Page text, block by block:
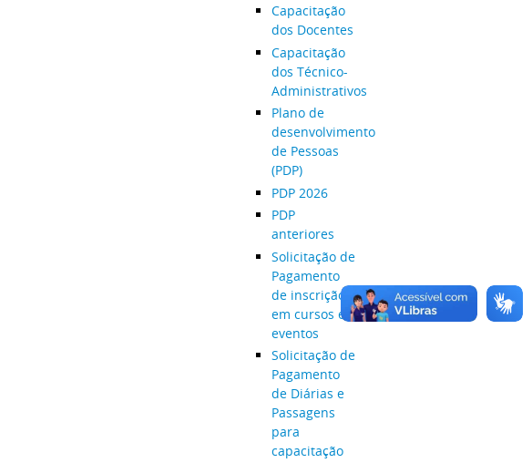
Capacitação
dos Docentes
Capacitação
dos Técnico-
Administrativos
Plano de
desenvolvimento
de Pessoas
(PDP)
PDP 2026
PDP
anteriores
Solicitação de
Pagamento
de inscrição
em cursos e
eventos
Solicitação de
Pagamento
de Diárias e
Passagens
para
capacitação